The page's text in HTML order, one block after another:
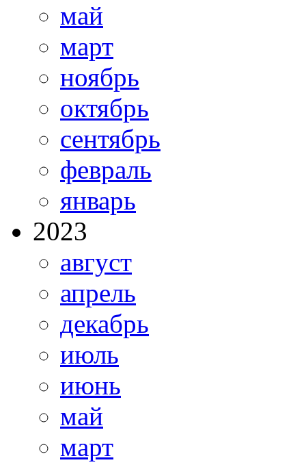
май
март
ноябрь
октябрь
сентябрь
февраль
январь
2023
август
апрель
декабрь
июль
июнь
май
март